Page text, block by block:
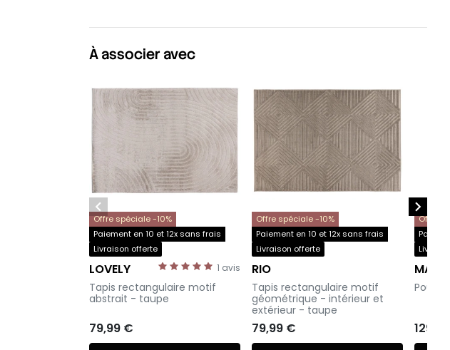
À associer avec
Offre spéciale -10%
Paiement en 10 et 12x sans frais
Livraison offerte
1 avis
LOVELY
-
Tapis rectangulaire motif
abstrait - taupe
79,99 €
Offre spéciale -10%
Paiement en 10 et 12x sans frais
Livraison offerte
RIO
-
Tapis rectangulaire motif
géométrique - intérieur et
extérieur - taupe
79,99 €
Offre
-
Pouf -
 